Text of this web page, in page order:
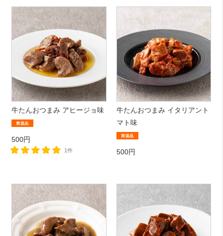
牛たんおつまみ アヒージョ味
500円
1件
牛たんおつまみ イタリアント
マト味
500円